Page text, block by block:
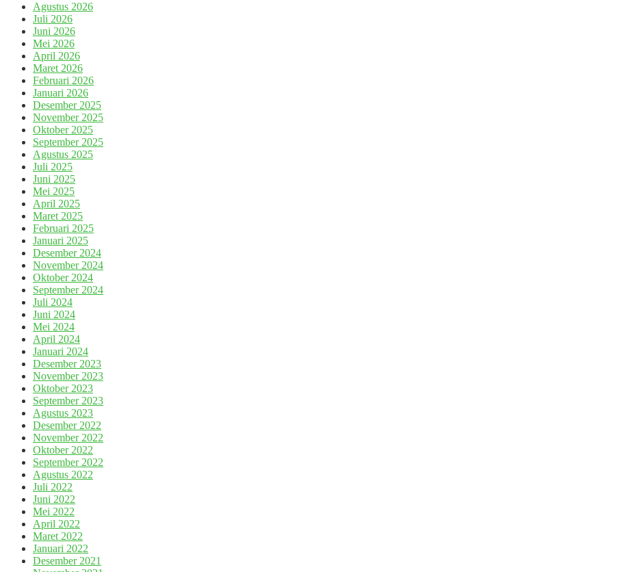
Agustus 2026
Juli 2026
Juni 2026
Mei 2026
April 2026
Maret 2026
Februari 2026
Januari 2026
Desember 2025
November 2025
Oktober 2025
September 2025
Agustus 2025
Juli 2025
Juni 2025
Mei 2025
April 2025
Maret 2025
Februari 2025
Januari 2025
Desember 2024
November 2024
Oktober 2024
September 2024
Juli 2024
Juni 2024
Mei 2024
April 2024
Januari 2024
Desember 2023
November 2023
Oktober 2023
September 2023
Agustus 2023
Desember 2022
November 2022
Oktober 2022
September 2022
Agustus 2022
Juli 2022
Juni 2022
Mei 2022
April 2022
Maret 2022
Januari 2022
Desember 2021